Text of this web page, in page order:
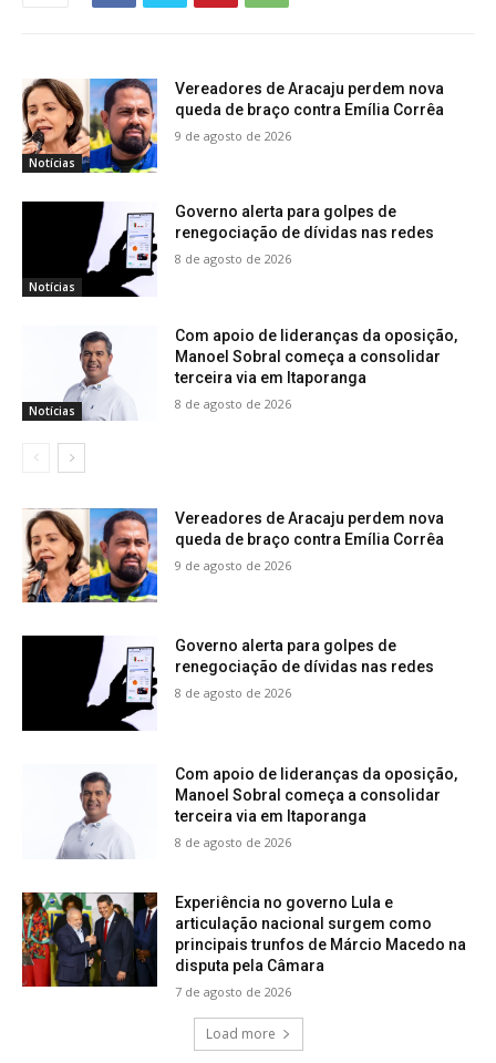
Notícias
Vereadores de Aracaju perdem nova
queda de braço contra Emília Corrêa
9 de agosto de 2026
Notícias
Governo alerta para golpes de
renegociação de dívidas nas redes
8 de agosto de 2026
Notícias
Com apoio de lideranças da oposição,
Manoel Sobral começa a consolidar
terceira via em Itaporanga
8 de agosto de 2026
Vereadores de Aracaju perdem nova
queda de braço contra Emília Corrêa
9 de agosto de 2026
Governo alerta para golpes de
renegociação de dívidas nas redes
8 de agosto de 2026
Com apoio de lideranças da oposição,
Manoel Sobral começa a consolidar
terceira via em Itaporanga
8 de agosto de 2026
Experiência no governo Lula e
articulação nacional surgem como
principais trunfos de Márcio Macedo na
disputa pela Câmara
7 de agosto de 2026
Load more